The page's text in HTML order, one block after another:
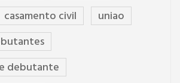
casamento civil
uniao
debutante